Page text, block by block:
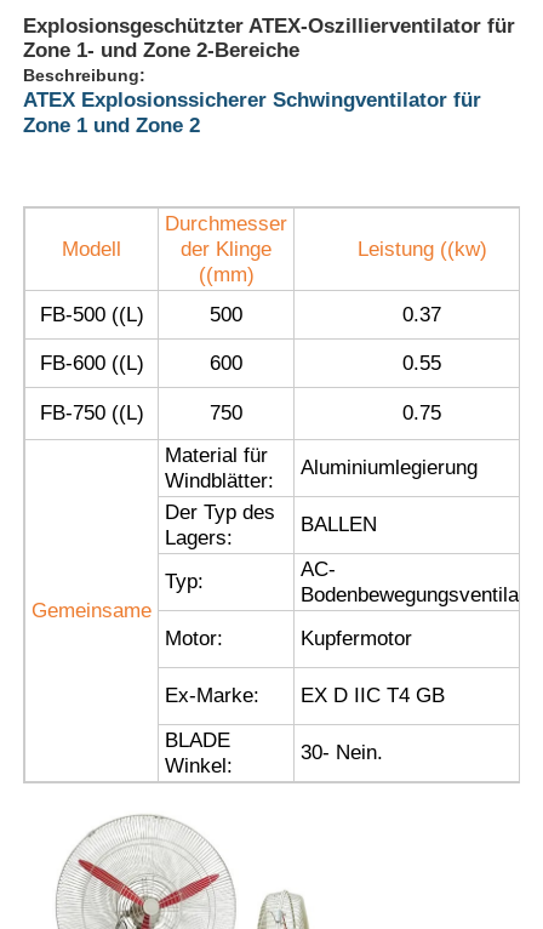
Produkte
Über uns
Qualitätskontrolle
Kontakt
Explosionssichere Beleuchtung
Explosionssicheres Warnungs-Licht
explosionsgeschützter Ventilator
Explosionsgeschützter ATEX-Oszillierventilator für
Zone 1- und Zone 2-Bereiche
Beschreibung:
ATEX Explosionssicherer Schwingventilator für
Zone 1 und Zone 2
Modell
Durchmesser
der Klinge
((mm)
Leistung ((kw)
FB-500 ((L) 500 0.37
FB-600 ((L) 600 0.55
FB-750 ((L) 750 0.75
Gemeinsame
Material für
Windblätter:
Aluminiumlegierung
Der Typ des
Lagers:
BALLEN
Typ:
AC-
Bodenbewegungsventilator
Motor:
Kupfermotor
Ex-Marke:
EX D IIC T4 GB
BLADE
Winkel:
30- Nein.